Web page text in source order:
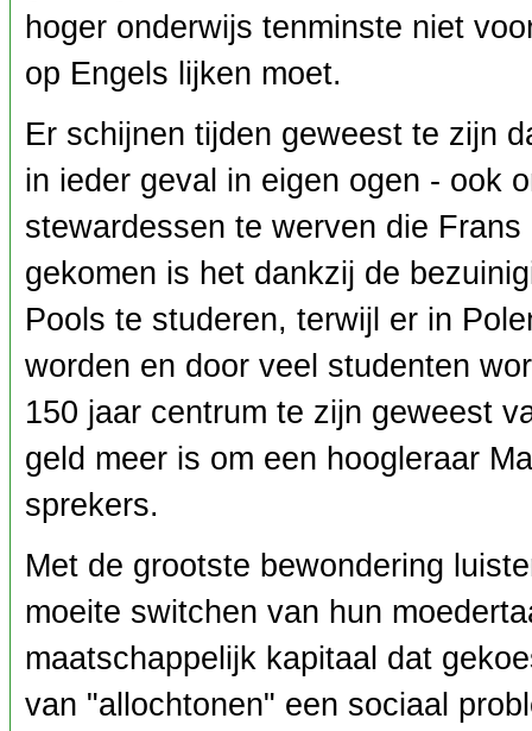
hoger onderwijs tenminste niet
op Engels lijken moet.
Er schijnen tijden geweest te zijn
in ieder geval in eigen ogen - ook
stewardessen te werven die
gekomen is het dankzij de
Pools te studeren, terwijl er in
worden en door veel studenten
150 jaar centrum te zijn geweest
geld meer is om een hoogleraar
sprekers.
Met de grootste bewondering
moeite switchen van hun
maatschappelijk kapitaal dat
van "allochtonen" een sociaal